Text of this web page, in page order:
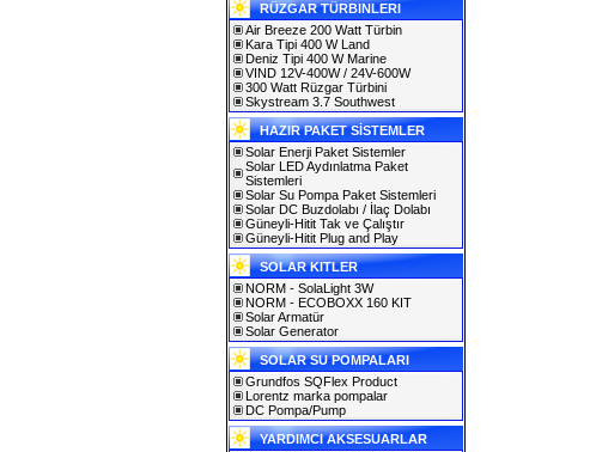
RÜZGAR TÜRBINLERI
Air Breeze 200 Watt Türbin
Kara Tipi 400 W Land
Deniz Tipi 400 W Marine
VIND 12V-400W / 24V-600W
300 Watt Rüzgar Türbini
Skystream 3.7 Southwest
HAZIR PAKET SİSTEMLER
Solar Enerji Paket Sistemler
Solar LED Aydınlatma Paket
Sistemleri
Solar Su Pompa Paket Sistemleri
Solar DC Buzdolabı / İlaç Dolabı
Güneyli-Hitit Tak ve Çalıştır
Güneyli-Hitit Plug and Play
SOLAR KITLER
NORM - SolaLight 3W
NORM - ECOBOXX 160 KIT
Solar Armatür
Solar Generator
SOLAR SU POMPALARI
Grundfos SQFlex Product
Lorentz marka pompalar
DC Pompa/Pump
YARDIMCI AKSESUARLAR